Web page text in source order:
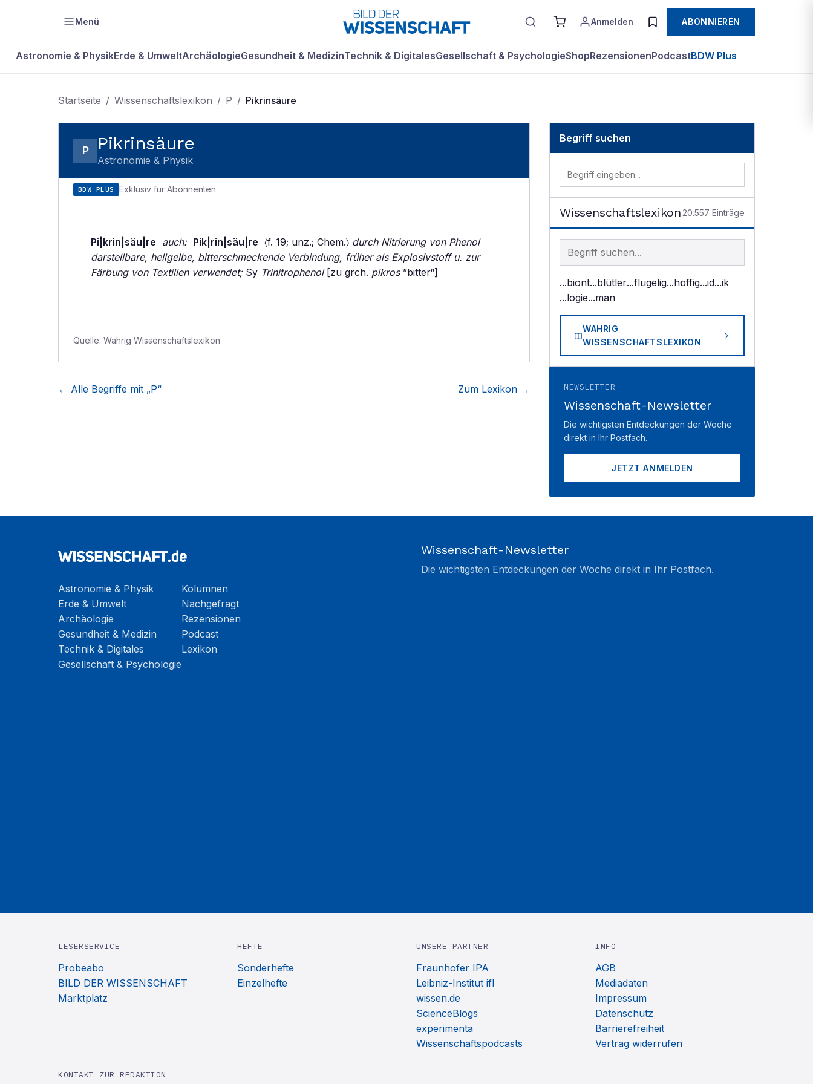
Menü Anmelden ABONNIEREN
Astronomie & PhysikErde & UmweltArchäologieGesundheit & MedizinTechnik & DigitalesGesellschaft & PsychologieShopRezensionenPodcastBDW Plus
Startseite / Wissenschaftslexikon / P / Pikrinsäure
P Pikrinsäure
Astronomie & Physik
BDW PLUS Exklusiv für Abonnenten
Pi|krin|säu|re auch: Pik|rin|säu|re 〈f. 19; unz.; Chem.〉 durch Nitrierung von Phenol
darstellbare, hellgelbe, bitterschmeckende Verbindung, früher als Explosivstoff u. zur
Färbung von Textilien verwendet;Sy Trinitrophenol[zu grch. pikros”bitter“]
Quelle: Wahrig Wissenschaftslexikon
← Alle Begriffe mit „P“ Zum Lexikon →
Begriff suchen
Wissenschaftslexikon 20.557 Einträge
Begriff im Lexikon suchen
...biont...blütler...flügelig...höffig...id...ik
...logie...man
WAHRIG
WISSENSCHAFTSLEXIKON
NEWSLETTER
Wissenschaft-Newsletter
Die wichtigsten Entdeckungen der Woche
direkt in Ihr Postfach.
JETZT ANMELDEN
Astronomie & Physik
Erde & Umwelt
Archäologie
Gesundheit & Medizin
Technik & Digitales
Gesellschaft & Psychologie
Kolumnen
Nachgefragt
Rezensionen
Podcast
Lexikon
Wissenschaft-Newsletter
Die wichtigsten Entdeckungen der Woche direkt in Ihr Postfach.
LESERSERVICE
Probeabo
BILD DER WISSENSCHAFT
Marktplatz
HEFTE
Sonderhefte
Einzelhefte
UNSERE PARTNER
Fraunhofer IPA
Leibniz-Institut ifl
wissen.de
ScienceBlogs
experimenta
Wissenschaftspodcasts
INFO
AGB
Mediadaten
Impressum
Datenschutz
Barrierefreiheit
Vertrag widerrufen
KONTAKT ZUR REDAKTION